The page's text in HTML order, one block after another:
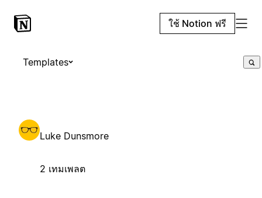
ใช้ Notion ฟรี
Templates
Luke Dunsmore
2 เทมเพลต